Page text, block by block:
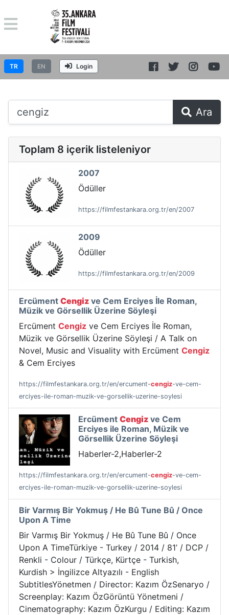
TR EN Login
Ara
Toplam 8 içerik listeleniyor
2007
Ödüller
https://filmfestankara.org.tr/en/2007
2009
Ödüller
https://filmfestankara.org.tr/en/2009
Ercüment Cengiz ve Cem Erciyes İle Roman,
Müzik ve Görsellik Üzerine Söyleşi
Ercüment Cengiz ve Cem Erciyes İle Roman,
Müzik ve Görsellik Üzerine Söyleşi / A Talk on
Novel, Music and Visuality with Ercüment Cengiz
& Cem Erciyes
https://filmfestankara.org.tr/en/ercument-cengiz-ve-cem-
erciyes-ile-roman-muzik-ve-gorsellik-uzerine-soylesi
Ercüment Cengiz ve Cem
Erciyes ile Roman, Müzik ve
Görsellik Üzerine Söyleşi
Haberler-2,Haberler-2
https://filmfestankara.org.tr/en/ercument-cengiz-ve-cem-
erciyes-ile-roman-muzik-ve-gorsellik-uzerine-soylesi
Bir Varmış Bir Yokmuş / He Bû Tune Bû / Once
Upon A Time
Bir Varmış Bir Yokmuş / He Bû Tune Bû / Once
Upon A TimeTürkiye - Turkey / 2014 / 81’ / DCP /
Renkli - Colour / Türkçe, Kürtçe - Turkish,
Kurdish > İngilizce Altyazılı - English
SubtitlesYönetmen / Director: Kazım ÖzSenaryo /
Screenplay: Kazım ÖzGörüntü Yönetmeni /
Cinematography: Kazım ÖzKurgu / Editing: Kazım